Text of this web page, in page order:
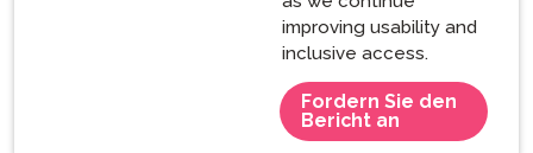
improving usability and
inclusive access.
Fordern Sie den
Bericht an